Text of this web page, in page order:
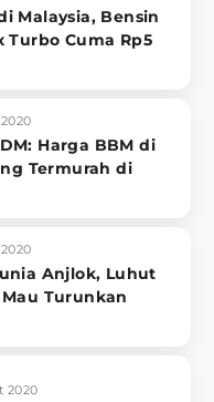
Malaysia, Bensin
Turbo Cuma Rp5
Harga BBM di
Termurah di
Anjlok, Luhut
Turunkan
2020